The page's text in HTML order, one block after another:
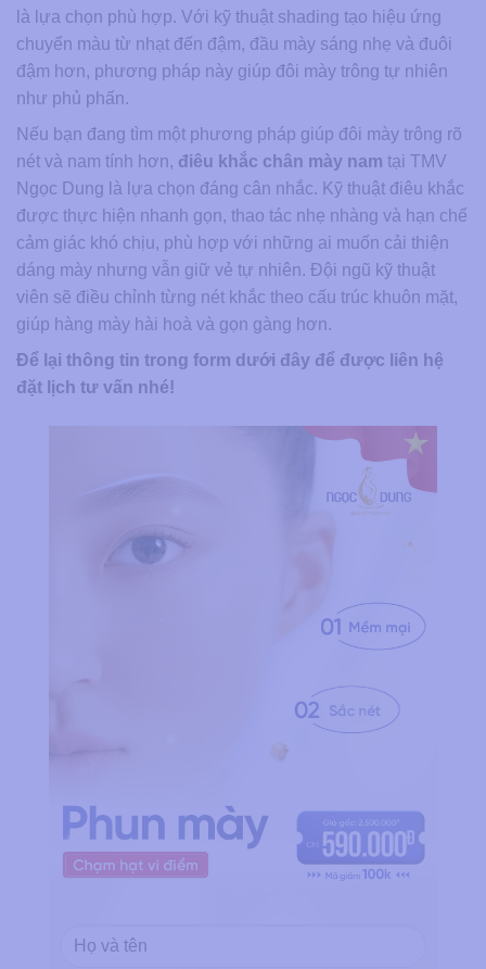
là lựa chọn phù hợp. Với kỹ thuật shading tạo hiệu ứng
chuyển màu từ nhạt đến đậm, đầu mày sáng nhẹ và đuôi
đậm hơn, phương pháp này giúp đôi mày trông tự nhiên
như phủ phấn.
Nếu bạn đang tìm một phương pháp giúp đôi mày trông rõ
nét và nam tính hơn, điêu khắc chân mày nam tại TMV
Ngọc Dung là lựa chọn đáng cân nhắc. Kỹ thuật điêu khắc
được thực hiện nhanh gọn, thao tác nhẹ nhàng và hạn chế
cảm giác khó chịu, phù hợp với những ai muốn cải thiện
dáng mày nhưng vẫn giữ vẻ tự nhiên. Đội ngũ kỹ thuật
viên sẽ điều chỉnh từng nét khắc theo cấu trúc khuôn mặt,
giúp hàng mày hài hoà và gọn gàng hơn.
Để lại thông tin trong form dưới đây để được liên hệ
đặt lịch tư vấn nhé!